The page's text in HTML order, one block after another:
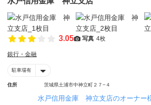
3.05 写真 4枚
銀行・金融
駐車場有
住所 茨城県土浦市中神立町２７−４
水戸信用金庫 神立支店のオーナー